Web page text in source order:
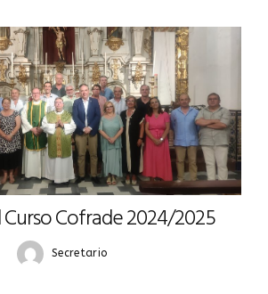
Cofrade 2024/2025
Secretario